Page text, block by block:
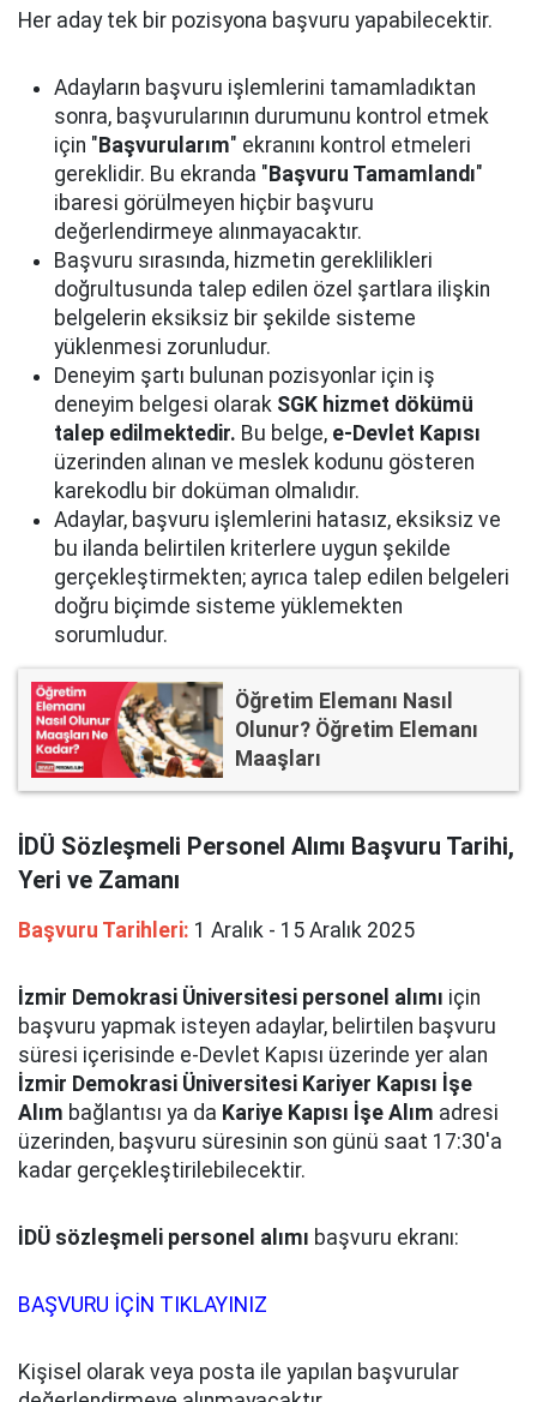
Her aday tek bir pozisyona başvuru yapabilecektir.
Adayların başvuru işlemlerini tamamladıktan
sonra, başvurularının durumunu kontrol etmek
için " Başvurularım" ekranını kontrol etmeleri
gereklidir. Bu ekranda " Başvuru Tamamlandı"
ibaresi görülmeyen hiçbir başvuru
değerlendirmeye alınmayacaktır.
Başvuru sırasında, hizmetin gereklilikleri
doğrultusunda talep edilen özel şartlara ilişkin
belgelerin eksiksiz bir şekilde sisteme
yüklenmesi zorunludur.
Deneyim şartı bulunan pozisyonlar için iş
deneyim belgesi olarak SGK hizmet dökümü
talep edilmektedir. Bu belge, e-Devlet Kapısı
üzerinden alınan ve meslek kodunu gösteren
karekodlu bir doküman olmalıdır.
Adaylar, başvuru işlemlerini hatasız, eksiksiz ve
bu ilanda belirtilen kriterlere uygun şekilde
gerçekleştirmekten; ayrıca talep edilen belgeleri
doğru biçimde sisteme yüklemekten
sorumludur.
Öğretim Elemanı Nasıl
Olunur? Öğretim Elemanı
Maaşları
İDÜ Sözleşmeli Personel Alımı Başvuru Tarihi,
Yeri ve Zamanı
Başvuru Tarihleri: 1 Aralık - 15 Aralık 2025
İzmir Demokrasi Üniversitesi personel alımı için
başvuru yapmak isteyen adaylar, belirtilen başvuru
süresi içerisinde e-Devlet Kapısı üzerinde yer alan
İzmir Demokrasi Üniversitesi Kariyer Kapısı İşe
Alım bağlantısı ya da Kariye Kapısı İşe Alım adresi
üzerinden, başvuru süresinin son günü saat 17:30'a
kadar gerçekleştirilebilecektir.
İDÜ sözleşmeli personel alımı başvuru ekranı:
BAŞVURU İÇİN TIKLAYINIZ
Kişisel olarak veya posta ile yapılan başvurular